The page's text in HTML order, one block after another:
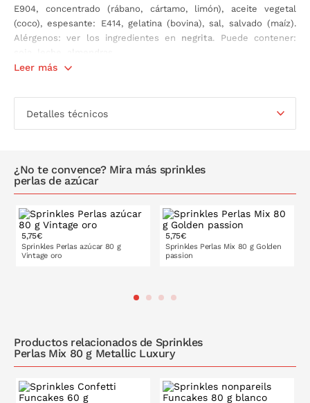
E904, concentrado (rábano, cártamo, limón), aceite vegetal
(coco), espesante: E414, gelatina (bovina), sal, salvado (maíz).
Alérgenos: ver los ingredientes en negrita. Puede contener:
Leer más
Detalles técnicos
¿No te convence? Mira más sprinkles
perlas de azúcar
5,75€
Sprinkles Perlas azúcar 80 g
Vintage oro
5,75€
Sprinkles Perlas Mix 80 g Golden
passion
Productos relacionados de Sprinkles
Perlas Mix 80 g Metallic Luxury